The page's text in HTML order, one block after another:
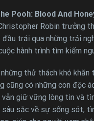
Pooh: Blood And
Robin trưởng
trải qua những trải
hành trình tìm kiếm
thử thách khó khăn
cũng có những con độc
vẫn giữ vững lòng tin và
sâu sắc về sự sống sót,